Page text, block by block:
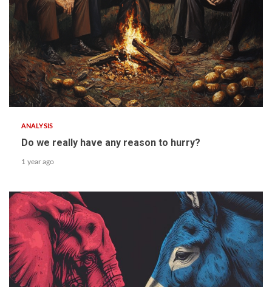
ANALYSIS
Do we really have any reason to hurry?
1 year ago